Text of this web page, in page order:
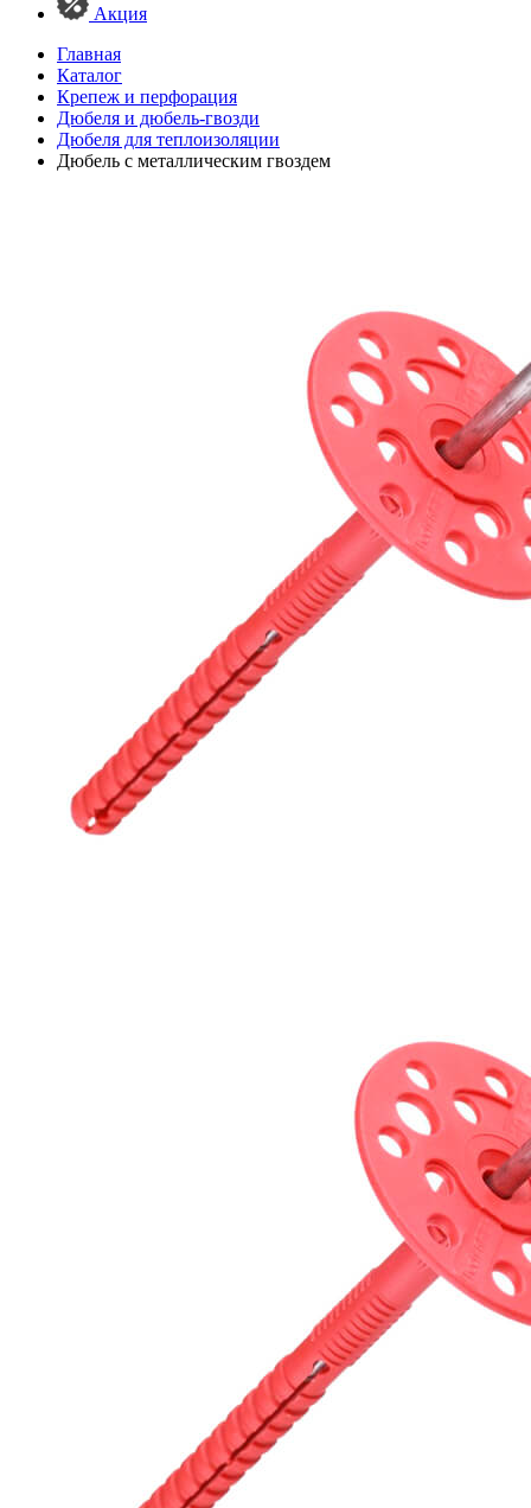
Акция
Главная
Каталог
Крепеж и перфорация
Дюбеля и дюбель-гвозди
Дюбеля для теплоизоляции
Дюбель с металлическим гвоздем